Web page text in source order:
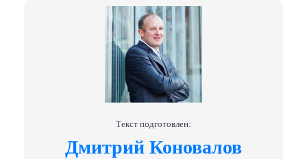
Текст подготовлен:
Дмитрий Коновалов